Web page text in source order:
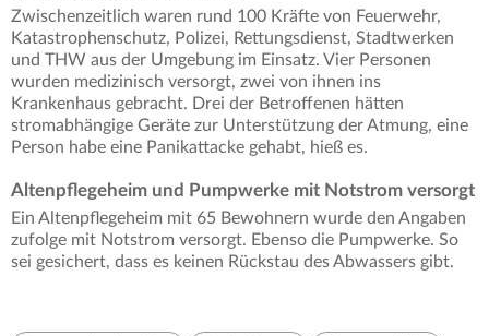
Zwischenzeitlich waren rund 100 Kräfte von Feuerwehr,
Katastrophenschutz, Polizei, Rettungsdienst, Stadtwerken
und THW aus der Umgebung im Einsatz. Vier Personen
wurden medizinisch versorgt, zwei von ihnen ins
Krankenhaus gebracht. Drei der Betroffenen hätten
stromabhängige Geräte zur Unterstützung der Atmung, eine
Person habe eine Panikattacke gehabt, hieß es.
Altenpflegeheim und Pumpwerke mit Notstrom versorgt
Ein Altenpflegeheim mit 65 Bewohnern wurde den Angaben
zufolge mit Notstrom versorgt. Ebenso die Pumpwerke. So
sei gesichert, dass es keinen Rückstau des Abwassers gibt.